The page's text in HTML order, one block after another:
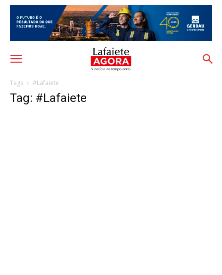
Tags #Lafaiete
Tag: #Lafaiete